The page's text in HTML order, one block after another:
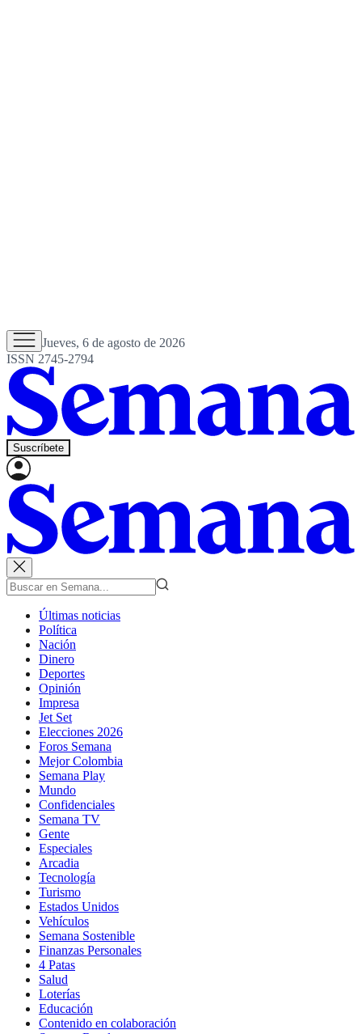
Jueves, 6 de agosto de 2026
ISSN 2745-2794
Suscríbete
Últimas noticias
Política
Nación
Dinero
Deportes
Opinión
Impresa
Jet Set
Elecciones 2026
Foros Semana
Mejor Colombia
Semana Play
Mundo
Confidenciales
Semana TV
Gente
Especiales
Arcadia
Tecnología
Turismo
Estados Unidos
Vehículos
Semana Sostenible
Finanzas Personales
4 Patas
Salud
Loterías
Educación
Contenido en colaboración